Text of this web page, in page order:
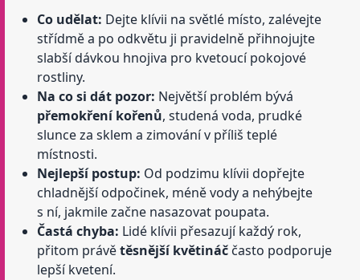
Co udělat: Dejte klívii na světlé místo, zalévejte
střídmě a po odkvětu ji pravidelně přihnojujte
slabší dávkou hnojiva pro kvetoucí pokojové
rostliny.
Na co si dát pozor: Největší problém bývá
přemokření kořenů, studená voda, prudké
slunce za sklem a zimování v příliš teplé
místnosti.
Nejlepší postup: Od podzimu klívii dopřejte
chladnější odpočinek, méně vody a nehýbejte
s ní, jakmile začne nasazovat poupata.
Častá chyba: Lidé klívii přesazují každý rok,
přitom právětěsnější květináč často podporuje
lepší kvetení.